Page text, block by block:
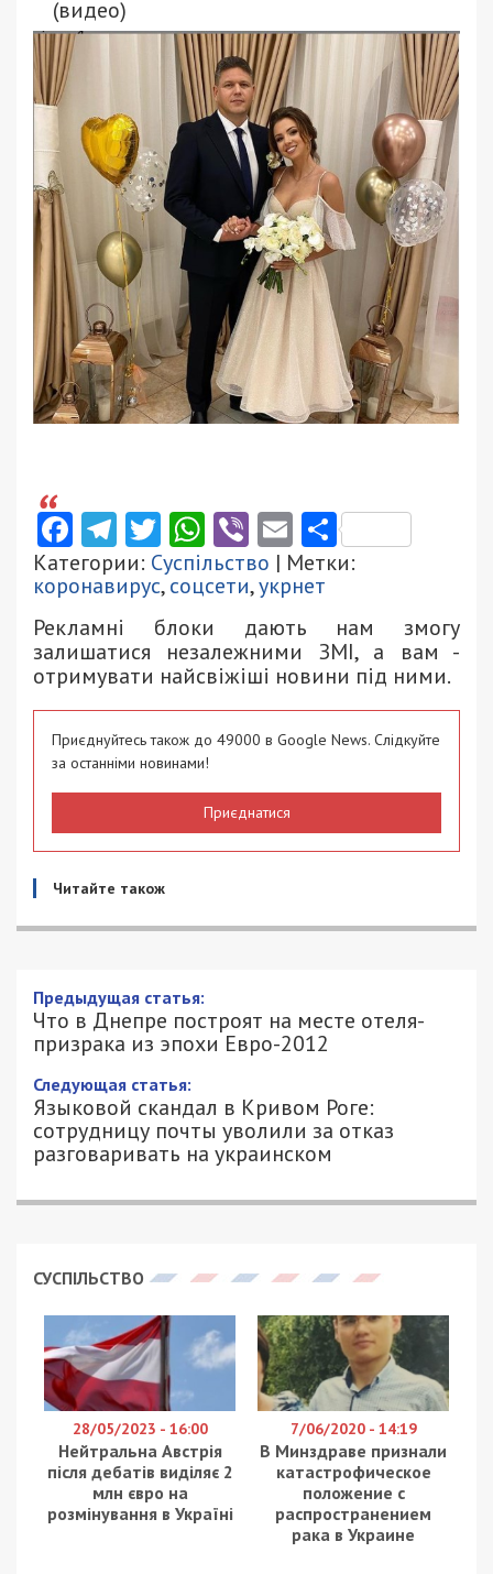
(видео)
Facebook
Telegram
Twitter
WhatsApp
ViberEmail
Категории: Суспільство | Метки:
коронавирус,соцсети,укрнет
Рекламні блоки дають нам змогу
залишатися незалежними ЗМІ, а вам -
отримувати найсвіжіші новини під ними.
Приєднуйтесь також до 49000 в Google News. Слідкуйте
за останніми новинами!
Приєднатися
Читайте також
Предыдущая статья:
Что в Днепре построят на месте отеля-
призрака из эпохи Евро-2012
Следующая статья:
Языковой скандал в Кривом Роге:
сотрудницу почты уволили за отказ
разговаривать на украинском
СУСПІЛЬСТВО
28/05/2023 - 16:00
Нейтральна Австрія
після дебатів виділяє 2
млн євро на
розмінування в Україні
7/06/2020 - 14:19
В Минздраве признали
катастрофическое
положение с
распространением
рака в Украине